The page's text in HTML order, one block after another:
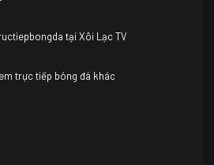
tại Xôi Lạc TV
trực tiếp bóng đá khác